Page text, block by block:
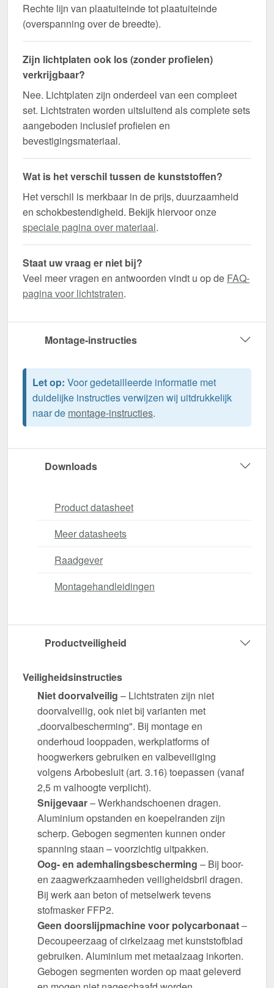
Rechte lijn van plaatuiteinde tot plaatuiteinde
(overspanning over de breedte).
Zijn lichtplaten ook los (zonder profielen)
verkrijgbaar?
Nee. Lichtplaten zijn onderdeel van een compleet
set. Lichtstraten worden uitsluitend als complete sets
aangeboden inclusief profielen en
bevestigingsmateriaal.
Wat is het verschil tussen de kunststoffen?
Het verschil is merkbaar in de prijs, duurzaamheid
en schokbestendigheid. Bekijk hiervoor onze
speciale pagina over materiaal.
Staat uw vraag er niet bij?
Veel meer vragen en antwoorden vindt u op de FAQ-
pagina voor lichtstraten.
Montage-instructies
Let op: Voor gedetailleerde informatie met
duidelijke instructies verwijzen wij uitdrukkelijk
naar de montage-instructies.
Downloads
Product datasheet
Meer datasheets
Raadgever
Montagehandleidingen
Productveiligheid
Veiligheidsinstructies
Niet doorvalveilig – Lichtstraten zijn niet
doorvalveilig, ook niet bij varianten met
„doorvalbescherming". Bij montage en
onderhoud looppaden, werkplatforms of
hoogwerkers gebruiken en valbeveiliging
volgens Arbobesluit (art. 3.16) toepassen (vanaf
2,5 m valhoogte verplicht).
Snijgevaar– Werkhandschoenen dragen.
Aluminium opstanden en koepelranden zijn
scherp. Gebogen segmenten kunnen onder
spanning staan – voorzichtig uitpakken.
Oog- en ademhalingsbescherming – Bij boor-
en zaagwerkzaamheden veiligheidsbril dragen.
Bij werk aan beton of metselwerk tevens
stofmasker FFP2.
Geen doorslijpmachine voor polycarbonaat–
Decoupeerzaag of cirkelzaag met kunststofblad
gebruiken. Aluminium met metaalzaag inkorten.
Gebogen segmenten worden op maat geleverd